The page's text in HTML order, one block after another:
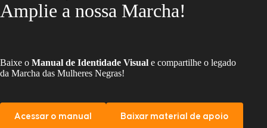
Amplie a nossa Marcha!
Baixe o Manual de Identidade Visual e compartilhe o legado
da Marcha das Mulheres Negras!
Acessar o manual Baixar material de apoio